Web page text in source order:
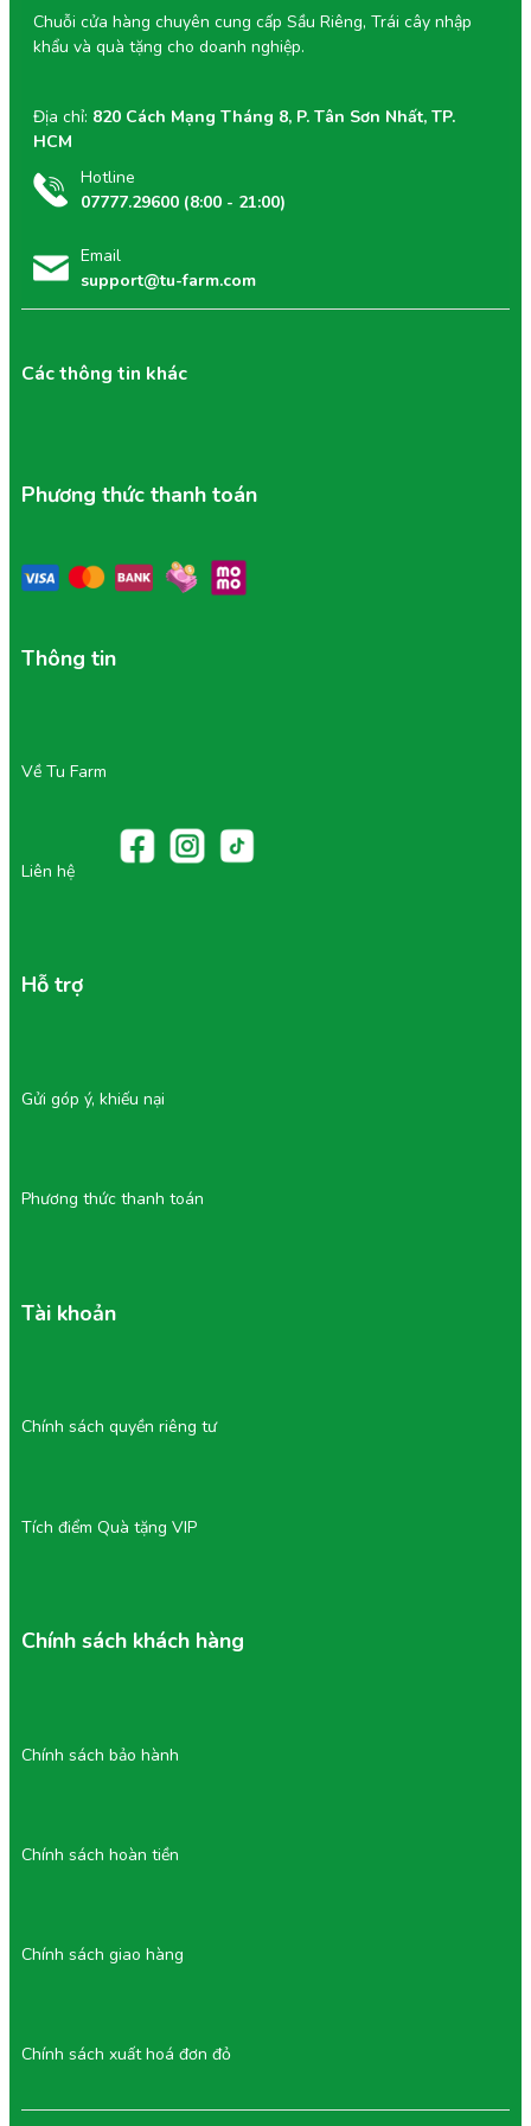
Hotline
07777.29600 (8:00 - 21:00)
Email
support@tu-farm.com
Các thông tin khác
Chuỗi cửa hàng chuyên cung cấp Sầu Riêng, Trái cây nhập
khẩu và quà tặng cho doanh nghiệp.
Địa chỉ: 820 Cách Mạng Tháng 8, P. Tân Sơn Nhất, TP.
HCM
Phương thức thanh toán
Thông tin
Về Tu Farm
Liên hệ
Hỗ trợ
Chính sách khách hàng
Chính sách bảo hành
Chính sách hoàn tiền
Chính sách giao hàng
Chính sách xuất hoá đơn đỏ
Tích điểm Quà tặng VIP
Chính sách quyền riêng tư
Tài khoản
Phương thức thanh toán
Gửi góp ý, khiếu nại